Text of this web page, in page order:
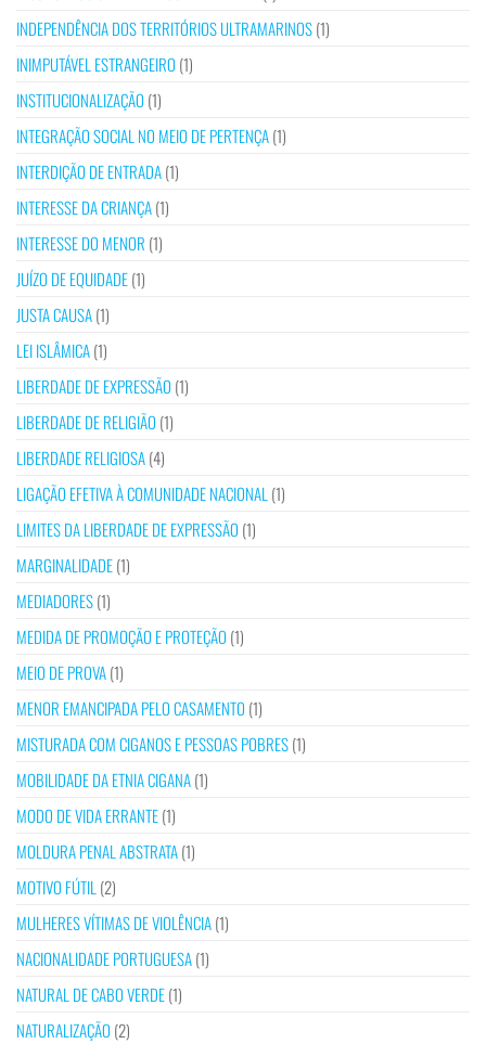
INDEPENDÊNCIA DOS TERRITÓRIOS ULTRAMARINOS(1)
INIMPUTÁVEL ESTRANGEIRO (1)
INSTITUCIONALIZAÇÃO (1)
INTEGRAÇÃO SOCIAL NO MEIO DE PERTENÇA(1)
INTERDIÇÃO DE ENTRADA(1)
INTERESSE DA CRIANÇA(1)
INTERESSE DO MENOR (1)
JUÍZO DE EQUIDADE(1)
JUSTA CAUSA(1)
LEI ISLÂMICA(1)
LIBERDADE DE EXPRESSÃO (1)
LIBERDADE DE RELIGIÃO (1)
LIBERDADE RELIGIOSA(4)
LIGAÇÃO EFETIVA À COMUNIDADE NACIONAL (1)
LIMITES DA LIBERDADE DE EXPRESSÃO (1)
MARGINALIDADE(1)
MEDIADORES(1)
MEDIDA DE PROMOÇÃO E PROTEÇÃO (1)
MEIO DE PROVA(1)
MENOR EMANCIPADA PELO CASAMENTO (1)
MISTURADA COM CIGANOS E PESSOAS POBRES(1)
MOBILIDADE DA ETNIA CIGANA(1)
MODO DE VIDA ERRANTE(1)
MOLDURA PENAL ABSTRATA(1)
MOTIVO FÚTIL (2)
MULHERES VÍTIMAS DE VIOLÊNCIA(1)
NACIONALIDADE PORTUGUESA(1)
NATURAL DE CABO VERDE(1)
NATURALIZAÇÃO (2)